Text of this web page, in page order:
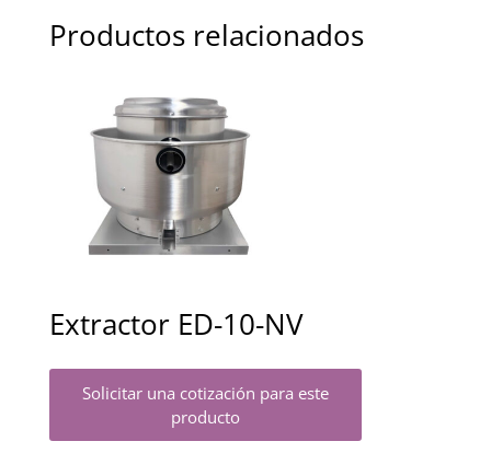
Productos relacionados
Extractor ED-10-NV
Solicitar una cotización para este
producto